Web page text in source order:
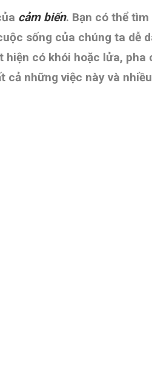
cảm biến. Bạn có thể
sống của chúng ta dễ
có khói hoặc lửa,
cả những việc này và